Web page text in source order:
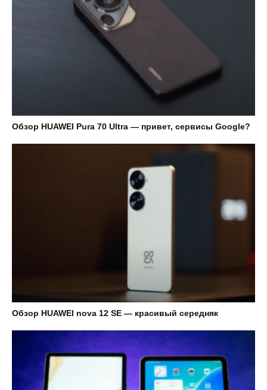
Обзор HUAWEI Pura 70 Ultra — привет, сервисы Google?
Обзор HUAWEI nova 12 SE — красивый середняк